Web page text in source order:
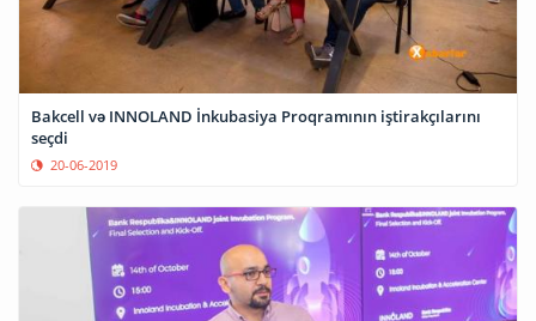
Bakcell və INNOLAND İnkubasiya Proqramının iştirakçılarını
seçdi
20-06-2019